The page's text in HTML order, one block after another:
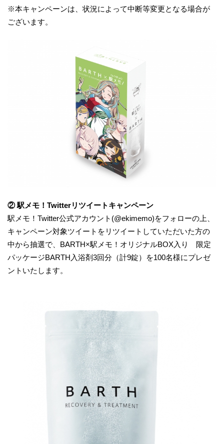
※本キャンペーンは、状況によって中断等変更となる場合が
ございます。
② 駅メモ！Twitterリツイートキャンペーン
駅メモ！Twitter公式アカウント(@ekimemo)をフォローの上、
キャンペーン対象ツイートをリツイートしていただいた方の
中から抽選で、BARTH×駅メモ！オリジナルBOX入り 限定
パッケージBARTH入浴剤3回分（計9錠）を100名様にプレゼ
ントいたします。